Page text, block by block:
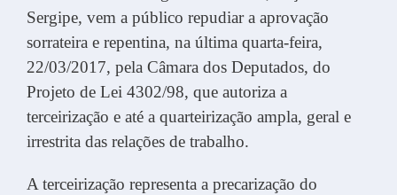
Sergipe, vem a público repudiar a aprovação
sorrateira e repentina, na última quarta-feira,
22/03/2017, pela Câmara dos Deputados, do
Projeto de Lei 4302/98, que autoriza a
terceirização e até a quarteirização ampla, geral e
irrestrita das relações de trabalho.
A terceirização representa a precarização do